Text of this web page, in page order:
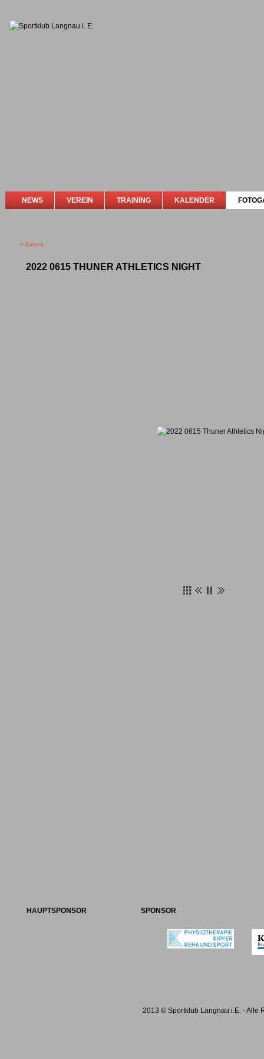
NEWS VEREIN TRAINING KALENDER
> Zurück
2022 0615 THUNER ATHLETICS NIGHT
HAUPTSPONSOR SPONSOR
2013 © Sportklub Langnau i.E. - Alle